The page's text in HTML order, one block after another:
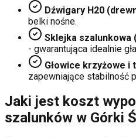
Dźwigary H20
belki nośne.
Sklejka
- gwarantująca idealnie
Głowice krzyżowe i
zapewniające stabilność
Jaki jest koszt
szalunków w Górki